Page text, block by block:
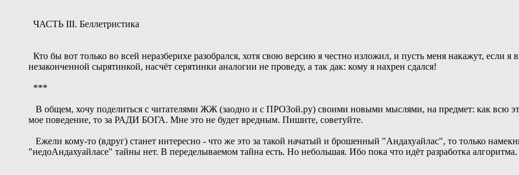
ЧАСТЬ III. Беллетристика
Кто бы вот только во всей неразберихе разобрался, хотя свою версию я честно изложил, и пусть меня накажут, если я
незаконченной сырятинкой, насчёт серятинки аналогии не проведу, а так дак: кому я нахрен сдался!
***
В общем, хочу поделиться с читателями ЖЖ (заодно и с ПРОЗой.ру) своими новыми мыслями, на предмет: как всю
мое поведение, то за РАДИ БОГА. Мне это не будет вредным. Пишите, советуйте.
Ежели кому-то (вдруг) станет интересно - что же это за такой начатый и брошенный "Андахуайлас", то только
"недоАндахуайласе" тайны нет. В переделываемом тайна есть. Но небольшая. Ибо пока что идёт разработка алгоритма.